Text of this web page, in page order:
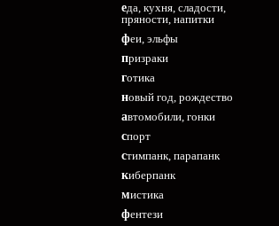
еда, кухня, сладости,
пряности, напитки
феи, эльфы
призраки
готика
новый год, рождество
автомобили, гонки
спорт
стимпанк, парапанк
киберпанк
мистика
фентези